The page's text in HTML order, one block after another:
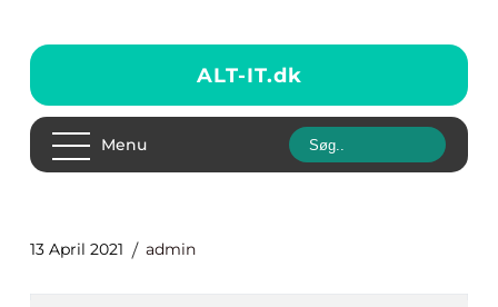
ALT-IT.dk
Menu
13 April 2021 admin